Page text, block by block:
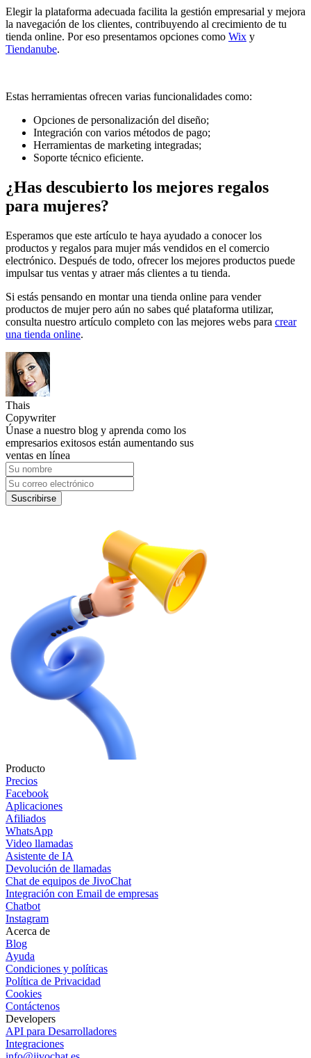
Elegir la plataforma adecuada facilita la gestión empresarial y mejora
la navegación de los clientes, contribuyendo al crecimiento de tu
tienda online. Por eso presentamos opciones como Wix y
Tiendanube.
Estas herramientas ofrecen varias funcionalidades como:
Opciones de personalización del diseño;
Integración con varios métodos de pago;
Herramientas de marketing integradas;
Soporte técnico eficiente.
¿Has descubierto los mejores regalos
para mujeres?
Esperamos que este artículo te haya ayudado a conocer los
productos y regalos para mujer más vendidos en el comercio
electrónico. Después de todo, ofrecer los mejores productos puede
impulsar tus ventas y atraer más clientes a tu tienda.
Si estás pensando en montar una tienda online para vender
productos de mujer pero aún no sabes qué plataforma utilizar,
consulta nuestro artículo completo con las mejores webs para crear
una tienda online.
Thais
Copywriter
Únase a nuestro blog y aprenda como los
empresarios exitosos están aumentando sus
ventas en línea
Suscribirse
Producto
Precios
Facebook
Aplicaciones
Afiliados
WhatsApp
Video llamadas
Asistente de IA
Devolución de llamadas
Chat de equipos de JivoChat
Integración con Email de empresas
Chatbot
Instagram
Acerca de
Blog
Ayuda
Condiciones y políticas
Política de Privacidad
Cookies
Contáctenos
Developers
API para Desarrolladores
Integraciones